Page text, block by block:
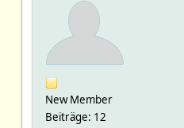
New Member
Beiträge: 12